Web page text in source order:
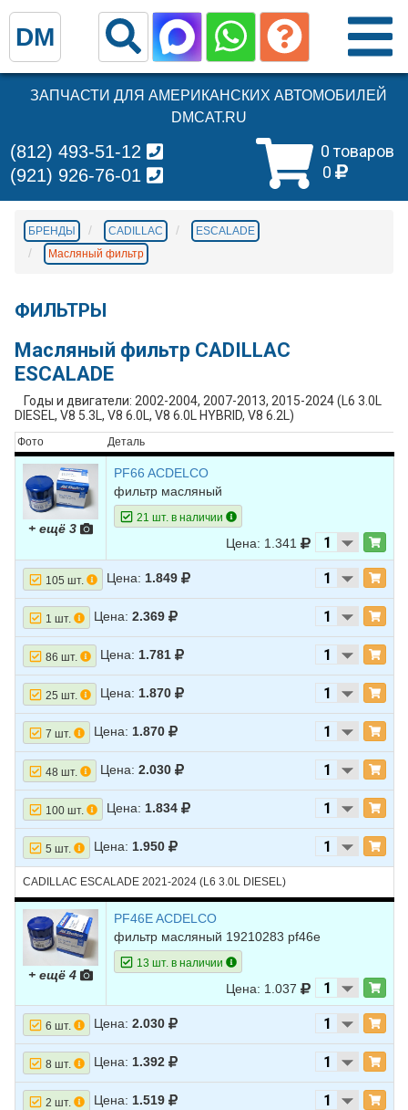
ЗАПЧАСТИ ДЛЯ АМЕРИКАНСКИХ АВТОМОБИЛЕЙ
DMCAT.RU
0 товаров
0
(812) 493-51-12
(921) 926-76-01
БРЕНДЫ CADILLAC
ESCALADE
Масляный фильтр
ФИЛЬТРЫ
Масляный фильтр CADILLAC
ESCALADE
Годы и двигатели: 2002-2004, 2007-2013, 2015-2024 (L6 3.0L
DIESEL, V8 5.3L, V8 6.0L, V8 6.0L HYBRID, V8 6.2L)
Фото Деталь
+ ещё 3
PF66 ACDELCO
фильтр масляный
21 шт. в наличии
Цена: 1.341
105 шт. Цена: 1.849
1 шт. Цена: 2.369
86 шт. Цена: 1.781
25 шт. Цена: 1.870
7 шт. Цена: 1.870
48 шт. Цена: 2.030
100 шт. Цена: 1.834
5 шт. Цена: 1.950
CADILLAC ESCALADE 2021-2024 (L6 3.0L DIESEL)
+ ещё 4
PF46E ACDELCO
фильтр масляный 19210283 pf46e
13 шт. в наличии
Цена: 1.037
6 шт. Цена: 2.030
8 шт. Цена: 1.392
2 шт. Цена: 1.519
DM